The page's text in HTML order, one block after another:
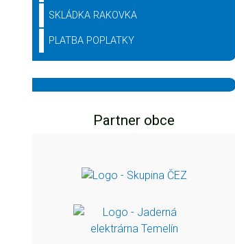
SKLÁDKA RAKOVKA
PLATBA POPLATKY
Partner obce